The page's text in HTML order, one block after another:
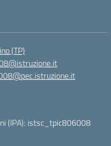
(TP)
(IPA): istsc_tpic806008